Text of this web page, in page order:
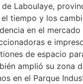
Laboulaye,
tiempo y los
en el mercado
e
de espacio
amplió su zona
en el Parque